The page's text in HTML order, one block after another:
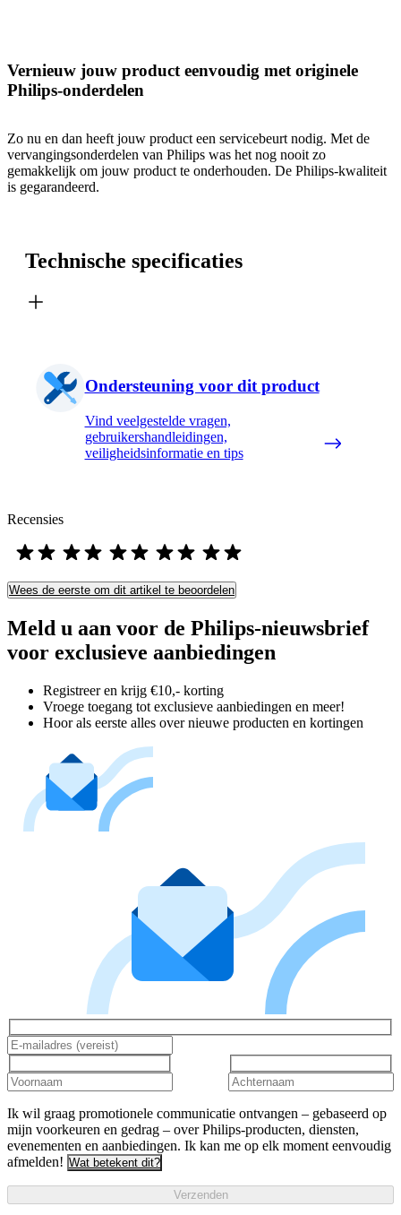
Vernieuw jouw product eenvoudig met originele
Philips-onderdelen
Zo nu en dan heeft jouw product een servicebeurt nodig. Met de
vervangingsonderdelen van Philips was het nog nooit zo
gemakkelijk om jouw product te onderhouden. De Philips-kwaliteit
is gegarandeerd.
Technische specificaties
Ondersteuning voor dit product
Vind veelgestelde vragen,
gebruikershandleidingen,
veiligheidsinformatie en tips
Recensies
Wees de eerste om dit artikel te beoordelen
Meld u aan voor de Philips-nieuwsbrief
voor exclusieve aanbiedingen
Registreer en krijg €10,- korting
Vroege toegang tot exclusieve aanbiedingen en meer!
Hoor als eerste alles over nieuwe producten en kortingen
Ik wil graag promotionele communicatie ontvangen – gebaseerd op
mijn voorkeuren en gedrag – over Philips-producten, diensten,
evenementen en aanbiedingen. Ik kan me op elk moment eenvoudig
afmelden! Wat betekent dit?
Verzenden